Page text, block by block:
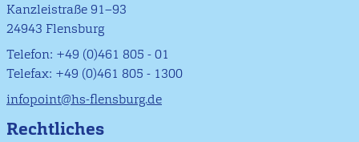
Kanzleistraße 91–93
24943 Flensburg
Telefon: +49 (0)461 805 - 01
Telefax: +49 (0)461 805 - 1300
infopoint@hs-flensburg.de
Rechtliches